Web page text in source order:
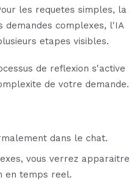
les requetes simples, la
demandes complexes, l'IA
etapes visibles.
de reflexion s'active
de votre demande.
dans le chat.
vous verrez apparaitre
en temps reel.